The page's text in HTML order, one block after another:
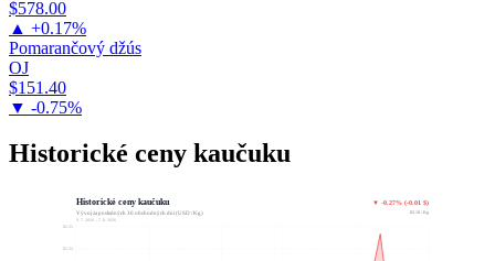
$578.00
▲ +0.17%
Pomarančový džús
OJ
$151.40
▼ -0.75%
Historické ceny kaučuku
Historické ceny kaučuku
Vývoj za posledných 30 obchodných dní (USD / Kg)
9. 7. 2026 – 7. 8. 2026
▼ -0.27% (-0.01 $)
$2.18 / Kg
$2.22
$2.25